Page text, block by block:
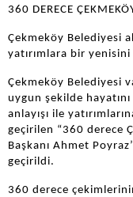
360 DERECE
Çekmeköy Belediyesi
yatırımlara bir
Çekmeköy Belediyesi
uygun şekilde
anlayışı ile
geçirilen “360 derece
Başkanı Ahmet
geçirildi.
360 derece